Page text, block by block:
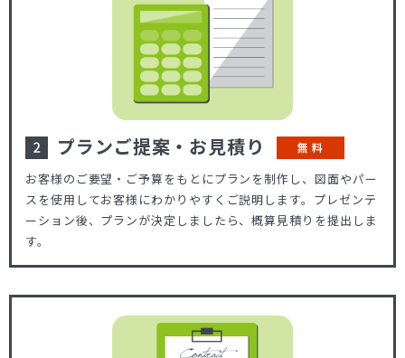
プランご提案・お見積り 無 料
お客様のご要望・ご予算をもとにプランを制作し、図面やパー
スを使用してお客様にわかりやすくご説明します。プレゼンテ
ーション後、プランが決定しましたら、概算見積りを提出しま
す。